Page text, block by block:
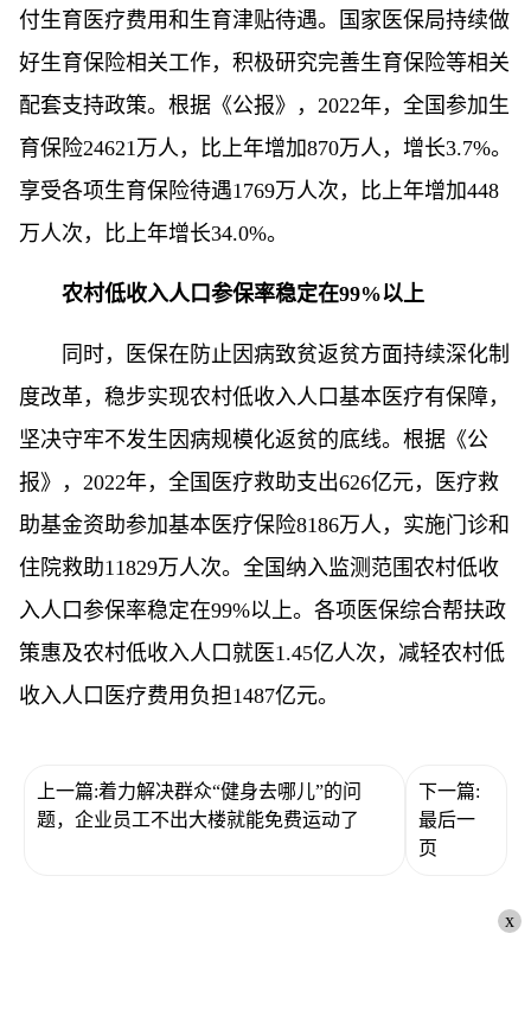
付生育医疗费用和生育津贴待遇。国家医保局持续做
好生育保险相关工作，积极研究完善生育保险等相关
配套支持政策。根据《公报》，2022年，全国参加生
育保险24621万人，比上年增加870万人，增长3.7%。
享受各项生育保险待遇1769万人次，比上年增加448
万人次，比上年增长34.0%。
农村低收入人口参保率稳定在99%以上
同时，医保在防止因病致贫返贫方面持续深化制
度改革，稳步实现农村低收入人口基本医疗有保障，
坚决守牢不发生因病规模化返贫的底线。根据《公
报》，2022年，全国医疗救助支出626亿元，医疗救
助基金资助参加基本医疗保险8186万人，实施门诊和
住院救助11829万人次。全国纳入监测范围农村低收
入人口参保率稳定在99%以上。各项医保综合帮扶政
策惠及农村低收入人口就医1.45亿人次，减轻农村低
收入人口医疗费用负担1487亿元。
上一篇:着力解决群众“健身去哪儿”的问
题，企业员工不出大楼就能免费运动了
下一篇:
最后一
页
x